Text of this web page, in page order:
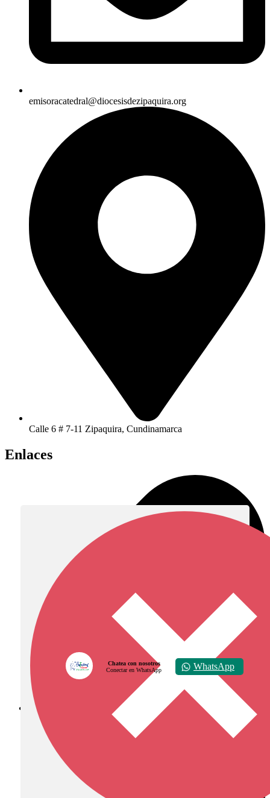
emisoracatedral@diocesisdezipaquira.org
Calle 6 # 7-11 Zipaquira, Cundinamarca
Enlaces
Diócesis de Zipaquirá
Chatea con nosotros
Conectar en WhatsApp
WhatsApp